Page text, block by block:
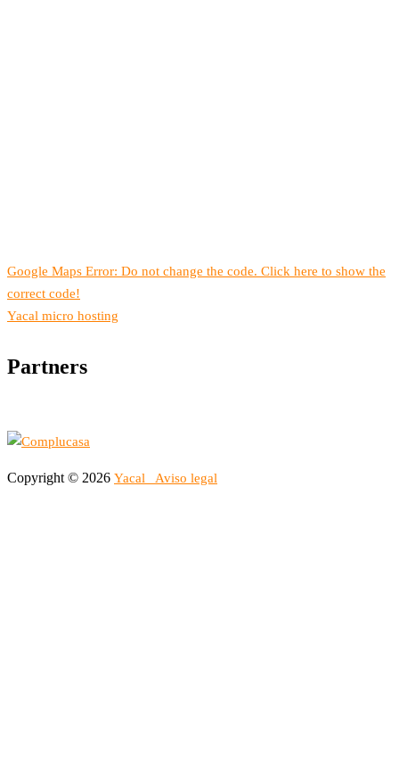
Google Maps Error: Do not change the code. Click here to show the
correct code!
Yacal micro hosting
Partners
Copyright © 2026 Yacal Aviso legal